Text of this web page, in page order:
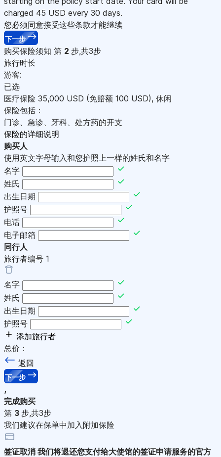
charged 45 USD every 30 days.
您必须同意接受这些条款才能继续
下一步
购买保险须知 第 2 步,共3步
旅行时长
游客:
已选
医疗保险 35,000 USD (免赔额 100 USD), 休闲
保险包括：
门诊、急诊、牙科、处方药的开支
保险的详细说明
购买人
使用英文字母输入和您护照上一样的姓氏和名字
名字
姓氏
出生日期
护照号
电话
电子邮箱
同行人
旅行者编号 1
名字
姓氏
出生日期
护照号
添加旅行者
总价：
返回
下一步
,
完成购买
第 3 步,共3步
我们建议在保单中加入附加保险
签证取消 我们将退还您支付给大使馆的签证申请服务的官方